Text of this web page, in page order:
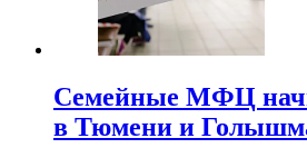
Семейные МФЦ
в Тюмени и